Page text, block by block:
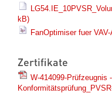
kB)
FanOptimiser fuer
Zertifikate
W-414099-Prüfzeugnis